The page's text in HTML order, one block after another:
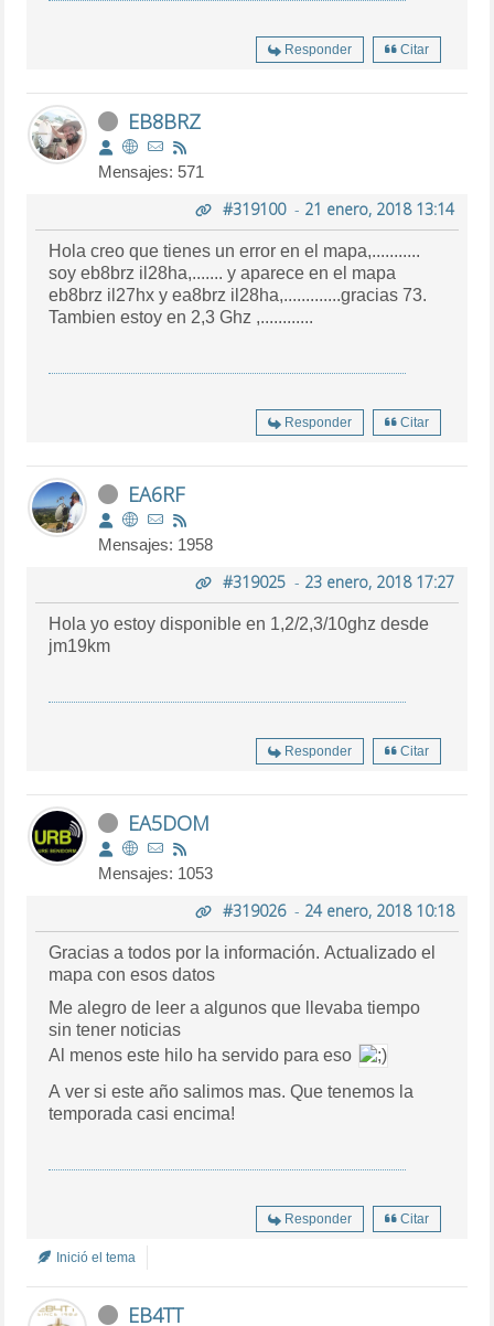
Responder Citar
EB8BRZ
Mensajes: 571
#319100- 21 enero, 2018 13:14
Hola creo que tienes un error en el mapa,...........
soy eb8brz il28ha,....... y aparece en el mapa
eb8brz il27hx y ea8brz il28ha,.............gracias 73.
Tambien estoy en 2,3 Ghz ,............
Responder Citar
EA6RF
Mensajes: 1958
#319025- 23 enero, 2018 17:27
Hola yo estoy disponible en 1,2/2,3/10ghz desde
jm19km
Responder Citar
EA5DOM
Mensajes: 1053
#319026- 24 enero, 2018 10:18
Gracias a todos por la información. Actualizado el
mapa con esos datos
Me alegro de leer a algunos que llevaba tiempo
sin tener noticias
Al menos este hilo ha servido para eso
A ver si este año salimos mas. Que tenemos la
temporada casi encima!
Responder Citar
Inició el tema
EB4TT